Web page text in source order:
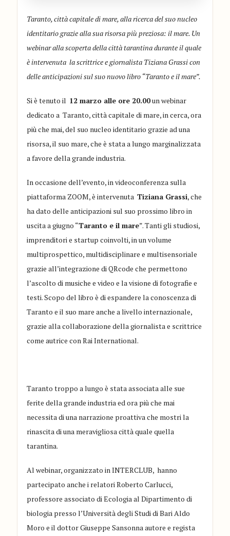
Taranto, città capitale di mare, alla ricerca del suo nucleo
identitario grazie alla sua risorsa più preziosa: il mare. Un
webinar alla scoperta della città tarantina durante il quale
è intervenuta la scrittrice e giornalista Tiziana Grassi con
delle anticipazioni sul suo nuovo libro “Taranto e il mare”.
Si è tenuto il 12 marzo alle ore 20.00un webinar
dedicato a Taranto, città capitale di mare, in cerca, ora
più che mai, del suo nucleo identitario grazie ad una
risorsa, il suo mare, che è stata a lungo marginalizzata
a favore della grande industria.
In occasione dell’evento, in videoconferenza sulla
piattaforma ZOOM, è intervenutaTiziana Grassi, che
ha dato delle anticipazioni sul suo prossimo libro in
uscita a giugno “Taranto e il mare”. Tanti gli studiosi,
imprenditori e startup coinvolti, in un volume
multiprospettico, multidisciplinare e multisensoriale
grazie all’integrazione di QRcode che permettono
l’ascolto di musiche e video e la visione di fotografie e
testi. Scopo del libro è di espandere la conoscenza di
Taranto e il suo mare anche a livello internazionale,
grazie alla collaborazione della giornalista e scrittrice
come autrice con Rai International.
Taranto troppo a lungo è stata associata alle sue
ferite della grande industria ed ora più che mai
necessita di una narrazione proattiva che mostri la
rinascita di una meravigliosa città quale quella
tarantina.
Al webinar, organizzato in INTERCLUB, hanno
partecipato anche i relatori Roberto Carlucci,
professore associato di Ecologia al Dipartimento di
biologia presso l’Università degli Studi di Bari Aldo
Moro e il dottor Giuseppe Sansonna autore e regista